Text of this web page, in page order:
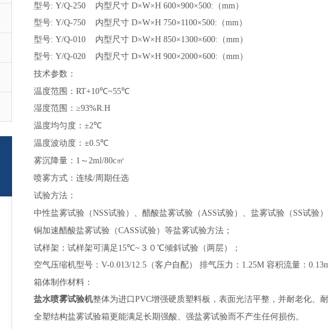
型号: Y/Q-250 内型尺寸 D×W×H 600×900×500:（mm）
型号: Y/Q-750 内型尺寸 D×W×H 750×1100×500:（mm）
型号: Y/Q-010 内型尺寸 D×W×H 850×1300×600:（mm）
型号: Y/Q-020 内型尺寸 D×W×H 900×2000×600:（mm）
技术参数：
温度范围： RT+10℃~55℃
湿度范围：≥93%R.H
温度均匀度：±2℃
温度波动度：±0.5℃
雾沉降量： 1 ～ 2ml/80c㎡
喷雾方式：连续/周期任选
试验方法：
中性盐雾试验（NSS试验）、醋酸盐雾试验（ASS试验）、盐雾试验（ SS试验）
铜加速醋酸盐雾试验（CASS试验）等盐雾试验方法；
试样架：试样架可满足 15℃~ ３０℃倾斜试验（两层）；
空气压缩机型号： V-0.013/12.5 （客户自配） 排气压力： 1.25M 容积流量：
箱体制作材料：
盐水喷雾试验机整体为进口 PVC增强硬质塑料板，表面光洁平整，并耐老化、
全塑结构盐雾试验箱更能满足长期强酸、强盐雾试验而不产生任何损伤。